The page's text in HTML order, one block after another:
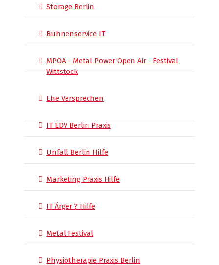
Storage Berlin
Bühnenservice IT
MPOA - Metal Power Open Air - Festival
Wittstock
Ehe Versprechen
IT EDV Berlin Praxis
Unfall Berlin Hilfe
Marketing Praxis Hilfe
IT Ärger ? Hilfe
Metal Festival
Physiotherapie Praxis Berlin